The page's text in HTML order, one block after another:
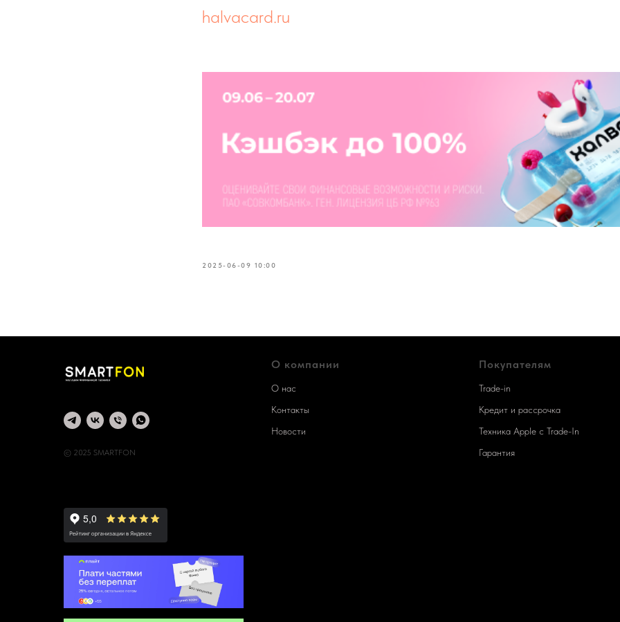
halvacard.ru
2025-06-09 10:00
© 2025 SMARTFON
О компании
О нас
Контакты
Новости
Покупателям
Trade-in
Кредит и рассрочка
Техника Apple c Trade-In
Гарантия